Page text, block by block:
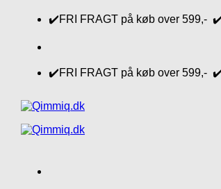
✔️FRI FRAGT på køb over 599,-
✔️FRI FRAGT på køb over 599,-